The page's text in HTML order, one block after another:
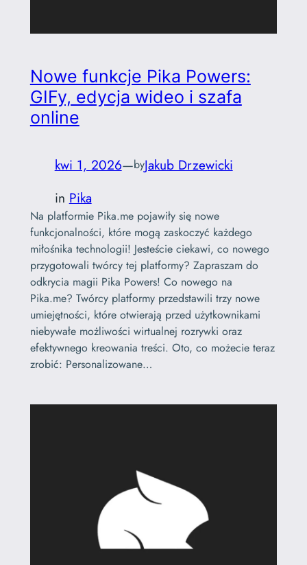
Nowe funkcje Pika Powers:
GIFy, edycja wideo i szafa
online
kwi 1, 2026—byJakub Drzewicki
in Pika
Na platformie Pika.me pojawiły się nowe
funkcjonalności, które mogą zaskoczyć każdego
miłośnika technologii! Jesteście ciekawi, co nowego
przygotowali twórcy tej platformy? Zapraszam do
odkrycia magii Pika Powers! Co nowego na
Pika.me? Twórcy platformy przedstawili trzy nowe
umiejętności, które otwierają przed użytkownikami
niebywałe możliwości wirtualnej rozrywki oraz
efektywnego kreowania treści. Oto, co możecie teraz
zrobić: Personalizowane…